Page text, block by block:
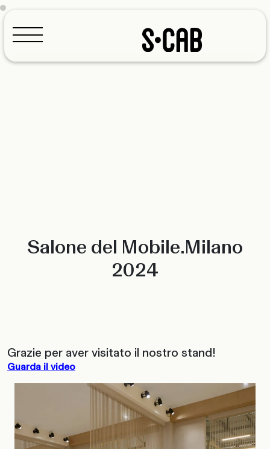
Salone del Mobile.Milano
2024
Grazie per aver visitato il nostro stand!
Guarda il video